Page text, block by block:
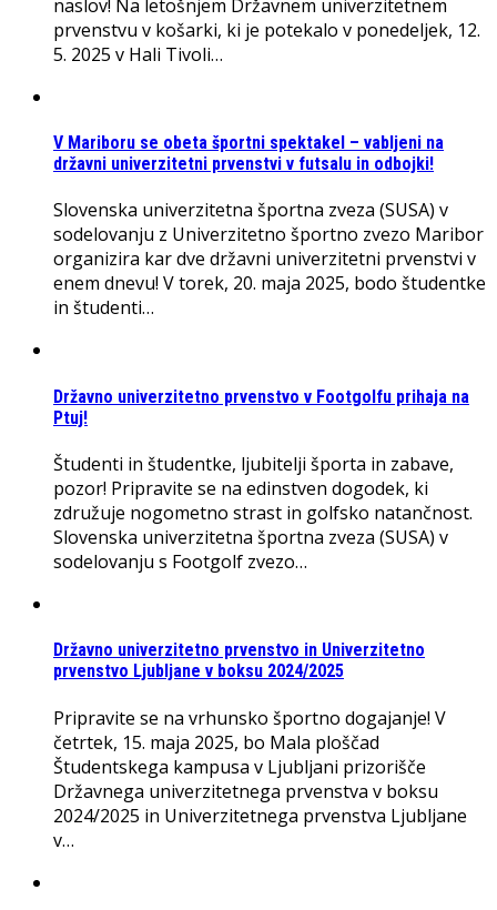
naslov! Na letošnjem Državnem univerzitetnem
prvenstvu v košarki, ki je potekalo v ponedeljek, 12.
5. 2025 v Hali Tivoli…
V Mariboru se obeta športni spektakel – vabljeni na
državni univerzitetni prvenstvi v futsalu in odbojki!
Slovenska univerzitetna športna zveza (SUSA) v
sodelovanju z Univerzitetno športno zvezo Maribor
organizira kar dve državni univerzitetni prvenstvi v
enem dnevu! V torek, 20. maja 2025, bodo študentke
in študenti…
Državno univerzitetno prvenstvo v Footgolfu prihaja na
Ptuj!
Študenti in študentke, ljubitelji športa in zabave,
pozor! Pripravite se na edinstven dogodek, ki
združuje nogometno strast in golfsko natančnost.
Slovenska univerzitetna športna zveza (SUSA) v
sodelovanju s Footgolf zvezo…
Državno univerzitetno prvenstvo in Univerzitetno
prvenstvo Ljubljane v boksu 2024/2025
Pripravite se na vrhunsko športno dogajanje! V
četrtek, 15. maja 2025, bo Mala ploščad
Študentskega kampusa v Ljubljani prizorišče
Državnega univerzitetnega prvenstva v boksu
2024/2025 in Univerzitetnega prvenstva Ljubljane
v…